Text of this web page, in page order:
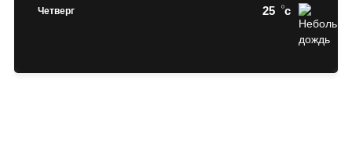
Четверг 25 c